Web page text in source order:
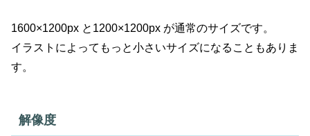
1600×1200px と1200×1200px が通常のサイズです。
イラストによってもっと小さいサイズになることもありま
す。
解像度